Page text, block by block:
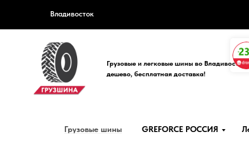
Владивосток
Грузовые и легковые шины во Владивостоке
дешево, бесплатная доставка!
Грузовые шины GREFORCE РОССИЯ